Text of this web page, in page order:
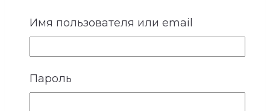
и где важно особенно бережно
Имя пользователя или email
Пароль